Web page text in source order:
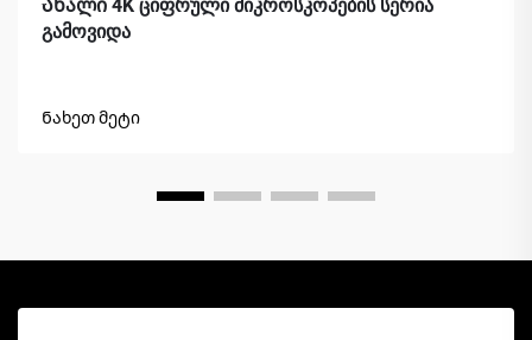
Ახალი 4K ციფრული მიკროსკოპების სერია
გამოვიდა
Ნახეთ მეტი